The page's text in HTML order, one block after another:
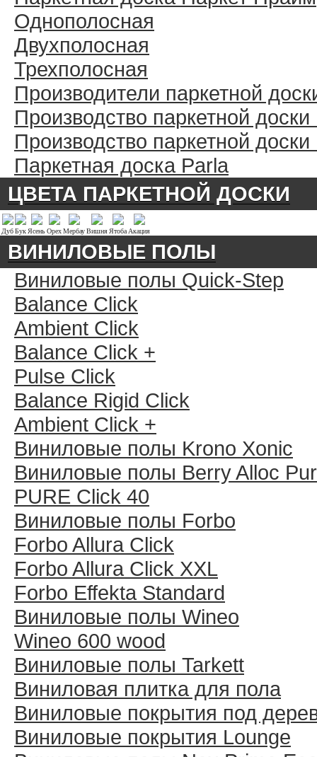
Однополосная
Двухполосная
Трехполосная
Производители паркетной
Производство паркетной
Производство паркетной
Паркетная доска Parla
ЦВЕТА ПАРКЕТНОЙ ДОСКИ
ДубБук ЯсеньОрехМербауВишня Ятоба Акация
ВИНИЛОВЫЕ ПОЛЫ
Виниловые полы Quick-Step
Balance Click
Ambient Click
Balance Click +
Pulse Click
Balance Rigid Click
Ambient Click +
Виниловые полы Krono Xonic
Виниловые полы Berry Alloc
PURE Click 40
Виниловые полы Forbo
Forbo Allura Click
Forbo Allura Click XXL
Forbo Effekta Standard
Виниловые полы Wineo
Wineo 600 wood
Виниловые полы Tarkett
Виниловая плитка для пола
Виниловые покрытия под
Виниловые покрытия Lounge